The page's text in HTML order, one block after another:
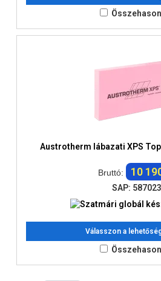
Austrotherm lábazati XPS Top
Bruttó: 10
SAP:
Válasszon a